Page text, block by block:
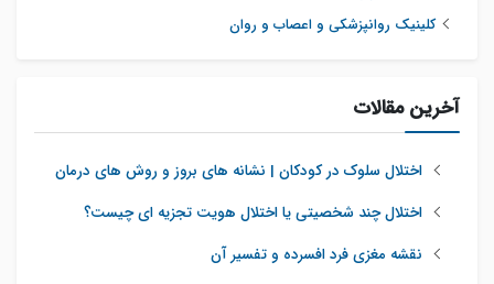
کلینیک روانپزشکی و اعصاب و روان
آخرین مقالات
اختلال سلوک در کودکان | نشانه های بروز و روش های درمان
اختلال چند شخصیتی یا اختلال هویت تجزیه ای چیست؟
نقشه مغزی فرد افسرده و تفسیر آن